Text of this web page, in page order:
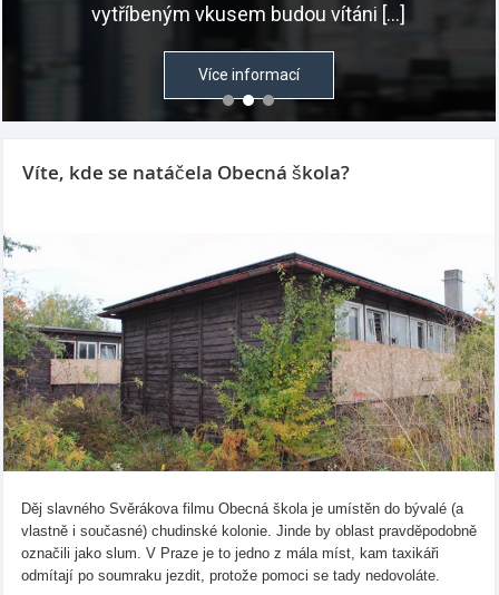
vytříbeným vkusem budou vítáni […]
Více informací
Víte, kde se natáčela Obecná škola?
Děj slavného Svěrákova filmu Obecná škola je umístěn do bývalé (a
vlastně i současné) chudinské kolonie. Jinde by oblast pravděpodobně
označili jako slum. V Praze je to jedno z mála míst, kam taxikáři
odmítají po soumraku jezdit, protože pomoci se tady nedovoláte.